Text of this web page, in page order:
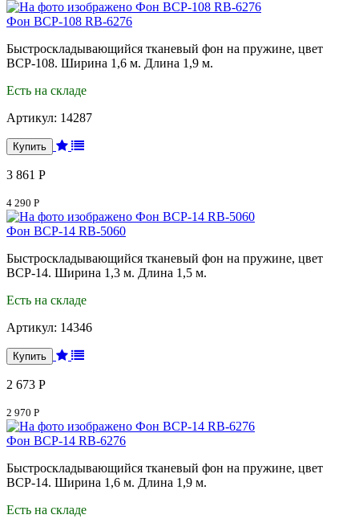
Фон BCP-108 RB-6276
Быстроскладывающийся тканевый фон на пружине, цвет
BCP-108. Ширина 1,6 м. Длина 1,9 м.
Есть на складе
Артикул: 14287
3 861 Р
4 290 Р
Фон BCP-14 RB-5060
Быстроскладывающийся тканевый фон на пружине, цвет
BCP-14. Ширина 1,3 м. Длина 1,5 м.
Есть на складе
Артикул: 14346
2 673 Р
2 970 Р
Фон BCP-14 RB-6276
Быстроскладывающийся тканевый фон на пружине, цвет
BCP-14. Ширина 1,6 м. Длина 1,9 м.
Есть на складе